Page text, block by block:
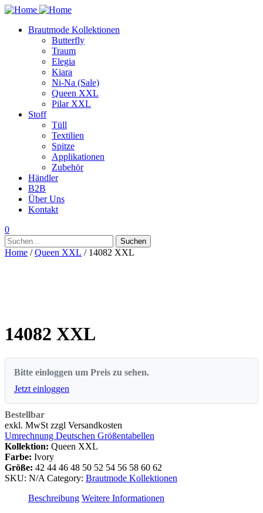
Brautmode Kollektionen
Butterfly
Traum
Elegia
Kiara
Ni-Na (Sale)
Queen XXL
Pilar XXL
Stoff
Tüll
Textilien
Spitze
Applikationen
Zubehör
Händler
B2B
Über Uns
Kontakt
0
Suchen
nach:
Suchen
Home /Queen XXL / 14082 XXL
14082 XXL
Bitte einloggen um Preis zu sehen.
Jetzt einloggen
Bestellbar
exkl. MwSt zzgl Versandkosten
Umrechnung Deutschen Größentabellen
Kollektion: Queen XXL
Farbe: Ivory
Größe: 42 44 46 48 50 52 54 56 58 60 62
SKU: N/A Category: Brautmode Kollektionen
Beschreibung Weitere Informationen